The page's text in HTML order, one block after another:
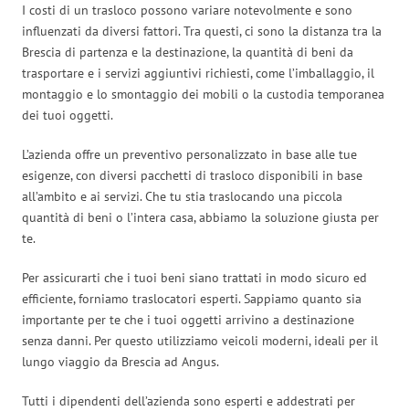
I costi di un trasloco possono variare notevolmente e sono
influenzati da diversi fattori. Tra questi, ci sono la distanza tra la
Brescia di partenza e la destinazione, la quantità di beni da
trasportare e i servizi aggiuntivi richiesti, come l’imballaggio, il
montaggio e lo smontaggio dei mobili o la custodia temporanea
dei tuoi oggetti.
L’azienda offre un preventivo personalizzato in base alle tue
esigenze, con diversi pacchetti di trasloco disponibili in base
all’ambito e ai servizi. Che tu stia traslocando una piccola
quantità di beni o l’intera casa, abbiamo la soluzione giusta per
te.
Per assicurarti che i tuoi beni siano trattati in modo sicuro ed
efficiente, forniamo traslocatori esperti. Sappiamo quanto sia
importante per te che i tuoi oggetti arrivino a destinazione
senza danni. Per questo utilizziamo veicoli moderni, ideali per il
lungo viaggio da Brescia ad Angus.
Tutti i dipendenti dell’azienda sono esperti e addestrati per